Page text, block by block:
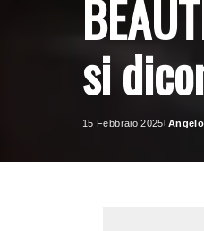
si
15 Febbraio 2025
Posted
Angelo